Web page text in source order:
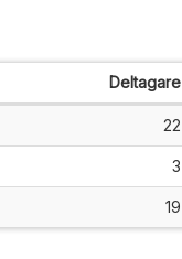
Deltagare
22
3
19